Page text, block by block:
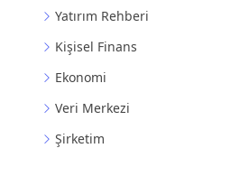
Yatırım Rehberi
Kişisel Finans
Ekonomi
Veri Merkezi
Şirketim